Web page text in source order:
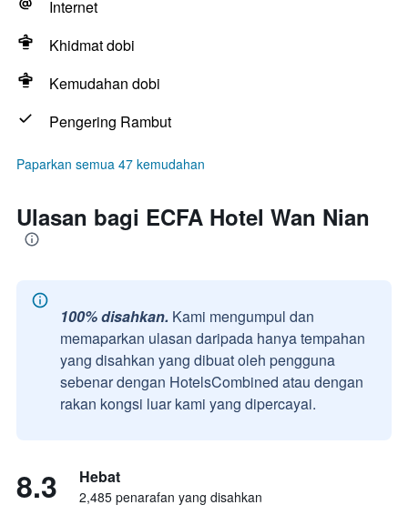
Internet
Khidmat dobi
Kemudahan dobi
Pengering Rambut
Paparkan semua 47 kemudahan
Ulasan bagi ECFA Hotel Wan Nian
100% disahkan. Kami mengumpul dan
memaparkan ulasan daripada hanya tempahan
yang disahkan yang dibuat oleh pengguna
sebenar dengan HotelsCombined atau dengan
rakan kongsi luar kami yang dipercayai.
8.3 Hebat
2,485 penarafan yang disahkan